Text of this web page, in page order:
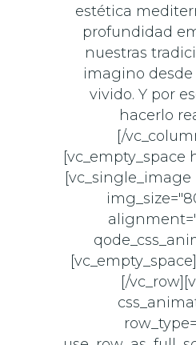
estética
profundidad
nuestras
imagino desde
vivido. Y por
hacerlo
[/
[vc_empty_space
[vc_single_image
[/